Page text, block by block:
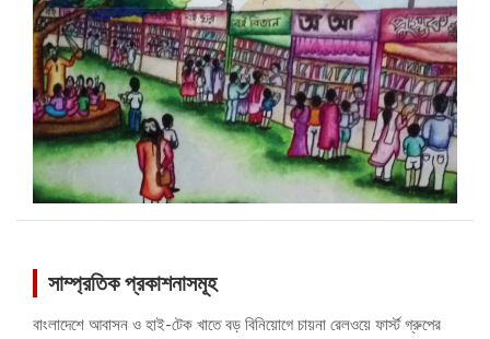
সাম্প্রতিক প্রকাশনাসমূহ
বাংলাদেশে আবাসন ও হাই-টেক খাতে বড় বিনিয়োগে চায়না রেলওয়ে ফার্স্ট গ্রুপের